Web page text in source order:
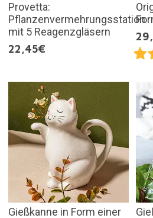
Provetta:
Pflanzenvermehrungsstation
mit 5 Reagenzgläsern
22,45€
Gießkanne in Form einer